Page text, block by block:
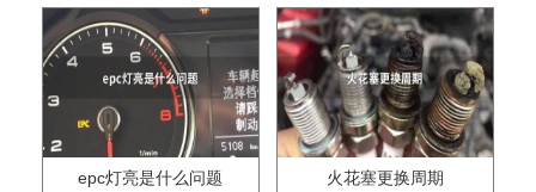
epc灯亮是什么问题 火花塞更换周期